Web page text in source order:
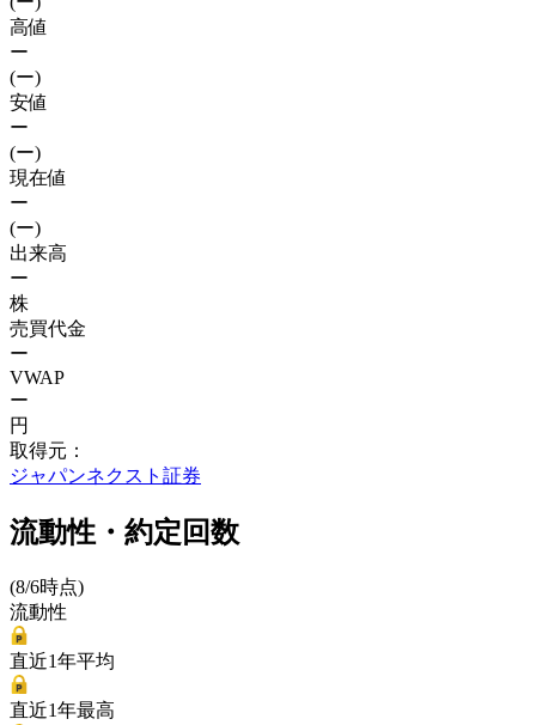
高値
ー
(ー)
安値
ー
(ー)
現在値
ー
(ー)
出来高
ー
株
売買代金
ー
VWAP
ー
円
取得元：
ジャパンネクスト証券
流動性・約定回数
(8/6時点)
流動性
直近1年平均
直近1年最高